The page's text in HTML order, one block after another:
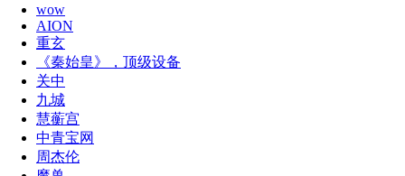
wow
AION
重玄
《秦始皇》，顶级设备
关中
九城
慧蘅宫
中青宝网
周杰伦